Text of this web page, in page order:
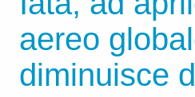
aereo
diminuisce